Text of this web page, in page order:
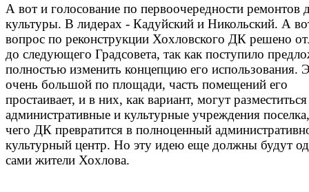
А вот и голосование по первоочередности ремонтов
культуры. В лидерах - Кадуйский и Никольский. А
вопрос по реконструкции Хохловского ДК решено
до следующего Градсовета, так как поступило
полностью изменить концепцию его использования.
очень большой по площади, часть помещений его
простаивает, и в них, как вариант, могут разместиться
административные и культурные учреждения
чего ДК превратится в полноценный
культурный центр. Но эту идею еще должны будут
сами жители Хохлова.